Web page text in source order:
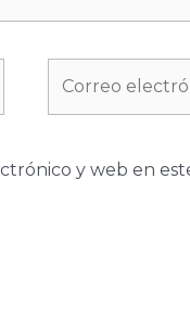
electrónico*
y web en